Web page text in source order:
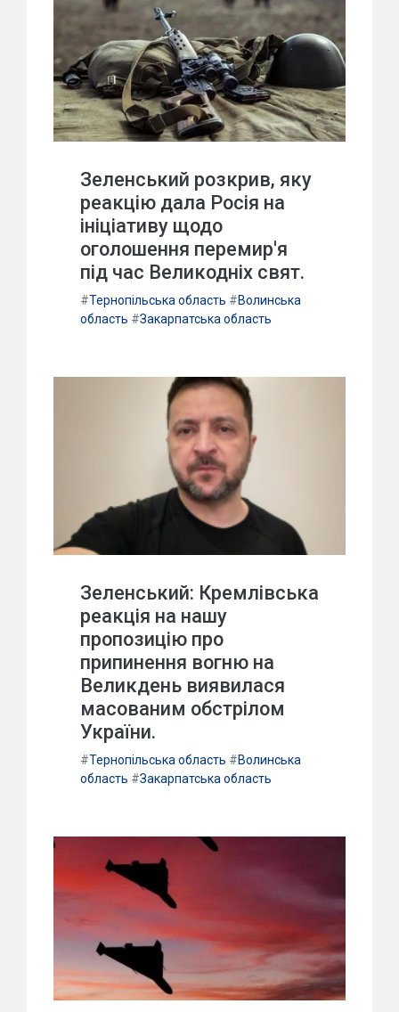
Зеленський розкрив, яку
реакцію дала Росія на
ініціативу щодо
оголошення перемир'я
під час Великодніх свят.
#Тернопільська область #Волинська
область #Закарпатська область
Зеленський: Кремлівська
реакція на нашу
пропозицію про
припинення вогню на
Великдень виявилася
масованим обстрілом
України.
#Тернопільська область #Волинська
область #Закарпатська область